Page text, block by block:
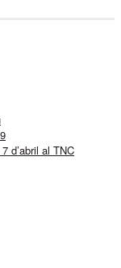
d’abril al TNC